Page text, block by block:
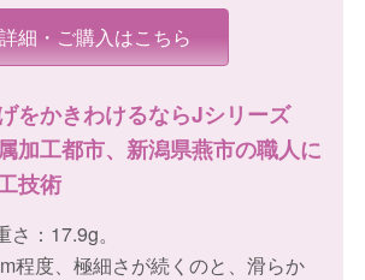
詳細・ご購入はこちら
をかきわけるならJシリーズ
加工都市、新潟県燕市の職人に
技術
：17.9g。
程度、極細さが続くのと、滑らか